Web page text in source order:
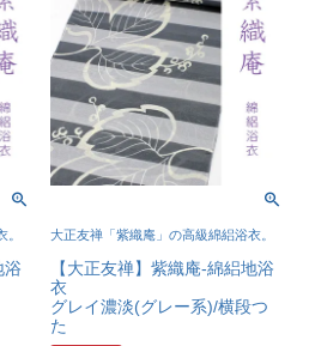
。
浴
大正友禅「紫織庵」の高級綿絽浴衣。
【大正友禅】紫織庵-綿絽地浴
衣
グレイ濃淡(グレー系)/横段つ
た